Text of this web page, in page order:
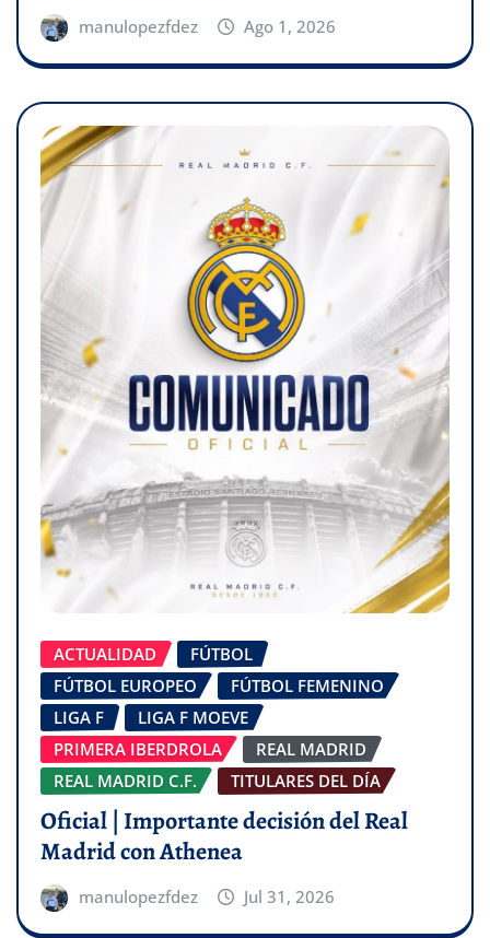
manulopezfdez Ago 1, 2026
ACTUALIDAD
FÚTBOL
FÚTBOL EUROPEO
FÚTBOL FEMENINO
LIGA F
LIGA F MOEVE
PRIMERA IBERDROLA
REAL MADRID
REAL MADRID C.F.
TITULARES DEL DÍA
Oficial | Importante decisión del Real
Madrid con Athenea
manulopezfdez Jul 31, 2026